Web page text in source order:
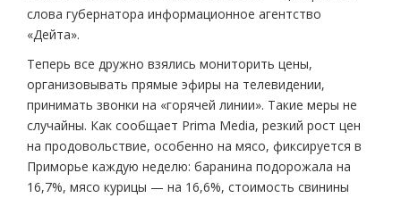
слова губернатора информационное агентство
«Дейта».
Теперь все дружно взялись мониторить цены,
организовывать прямые эфиры на телевидении,
принимать звонки на «горячей линии». Такие меры не
случайны. Как сообщает Prima Media, резкий рост цен
на продовольствие, особенно на мясо, фиксируется в
Приморье каждую неделю: баранина подорожала на
16,7%, мясо курицы — на 16,6%, стоимость свинины